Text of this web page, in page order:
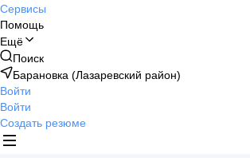
Сервисы
Помощь
Ещё
Поиск
Барановка (Лазаревский район)
Войти
Войти
Создать резюме